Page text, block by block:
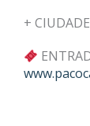
+